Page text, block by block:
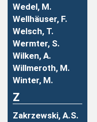
Wedel, M.
Wellhäuser, F.
Welsch, T.
Wermter, S.
Wilken, A.
Willmeroth, M.
Winter, M.
Z
Zakrzewski, A.S.